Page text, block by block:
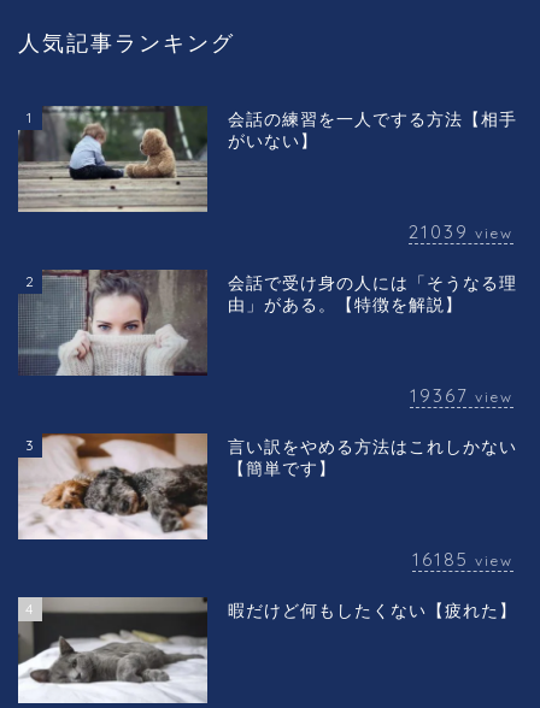
人気記事ランキング
1
会話の練習を一人でする方法【相手
がいない】
21039 view
2
会話で受け身の人には「そうなる理
由」がある。【特徴を解説】
19367 view
3
言い訳をやめる方法はこれしかない
【簡単です】
16185 view
4 暇だけど何もしたくない【疲れた】